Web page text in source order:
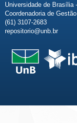
Universidade de Brasília
Coordenadoria de
(61) 3107-2683
repositorio@unb.br